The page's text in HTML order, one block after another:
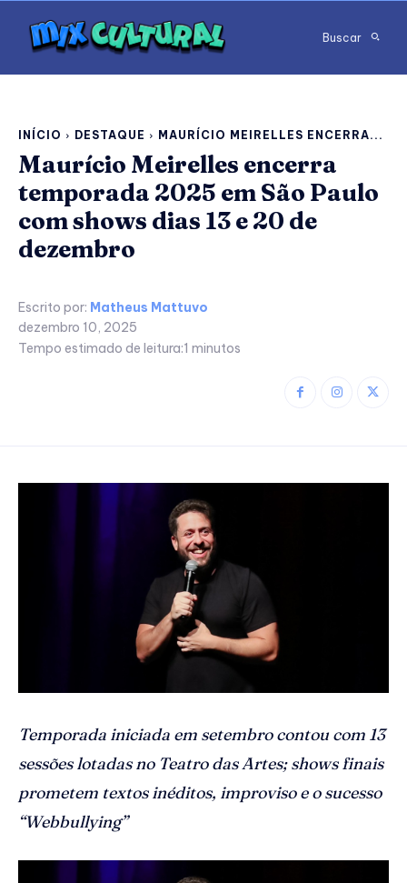
Buscar
INÍCIO DESTAQUE MAURÍCIO MEIRELLES ENCERRA...
Maurício Meirelles encerra
temporada 2025 em São Paulo
com shows dias 13 e 20 de
dezembro
Escrito por: Matheus Mattuvo
dezembro 10, 2025
Tempo estimado de leitura:1 minutos
Temporada iniciada em setembro contou com 13
sessões lotadas no Teatro das Artes; shows finais
prometem textos inéditos, improviso e o sucesso
“Webbullying”